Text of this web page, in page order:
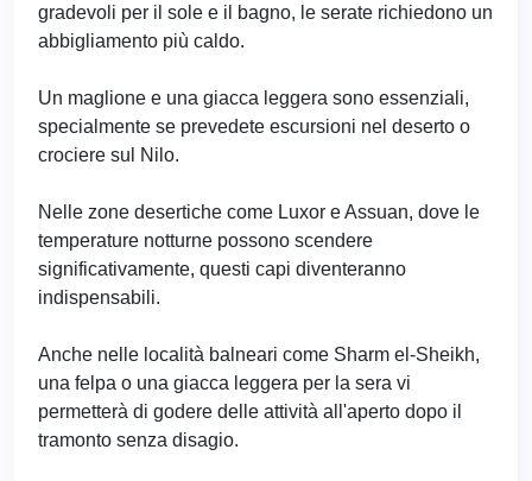
gradevoli per il sole e il bagno, le serate richiedono un
abbigliamento più caldo.
Un maglione e una giacca leggera sono essenziali,
specialmente se prevedete escursioni nel deserto o
crociere sul Nilo.
Nelle zone desertiche come Luxor e Assuan, dove le
temperature notturne possono scendere
significativamente, questi capi diventeranno
indispensabili.
Anche nelle località balneari come Sharm el-Sheikh,
una felpa o una giacca leggera per la sera vi
permetterà di godere delle attività all'aperto dopo il
tramonto senza disagio.